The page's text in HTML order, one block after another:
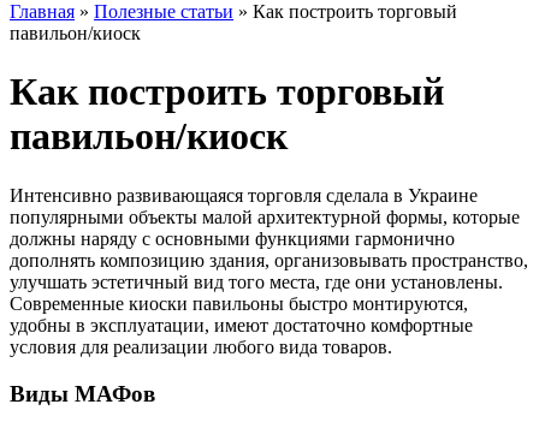
Главная » Полезные статьи » Как построить торговый
павильон/киоск
Как построить торговый
павильон/киоск
Интенсивно развивающаяся торговля сделала в Украине
популярными объекты малой архитектурной формы, которые
должны наряду с основными функциями гармонично
дополнять композицию здания, организовывать пространство,
улучшать эстетичный вид того места, где они установлены.
Современные киоски павильоны быстро монтируются,
удобны в эксплуатации, имеют достаточно комфортные
условия для реализации любого вида товаров.
Виды МАФов